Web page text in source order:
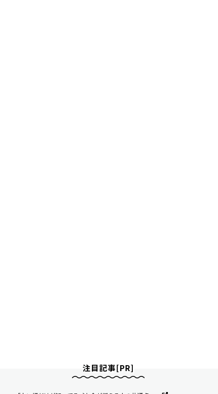
注目記事[PR]